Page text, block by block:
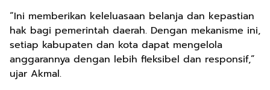
“Ini memberikan keleluasaan belanja dan kepastian
hak bagi pemerintah daerah. Dengan mekanisme ini,
setiap kabupaten dan kota dapat mengelola
anggarannya dengan lebih fleksibel dan responsif,”
ujar Akmal.